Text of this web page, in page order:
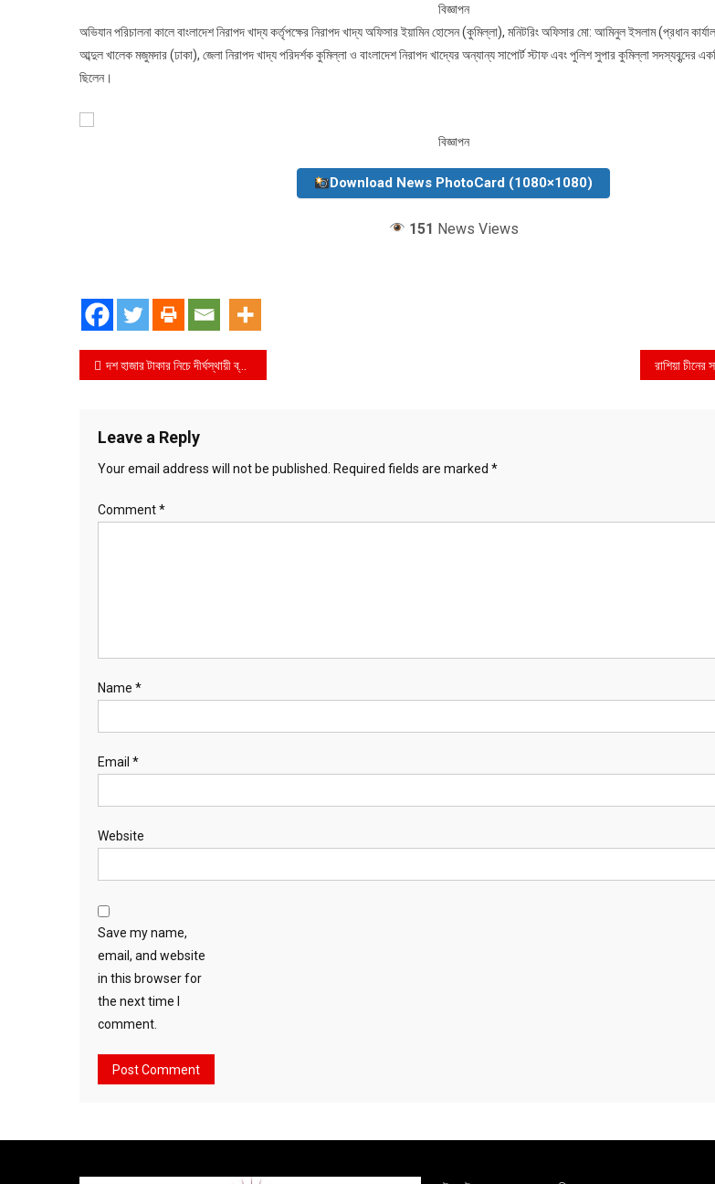
বিজ্ঞাপন
অভিযান পরিচালনা কালে বাংলাদেশ নিরাপদ খাদ্য কর্তৃপক্ষের নিরাপদ খাদ্য অফিসার ইয়ামিন হোসেন (কুমিল্লা), মনিটরিং অফিসার মো: আমিনুল ইসলাম (প্রধান
আব্দুল খালেক মজুমদার (ঢাকা), জেলা নিরাপদ খাদ্য পরিদর্শক কুমিল্লা ও বাংলাদেশ নিরাপদ খাদ্যের অন্যান্য সাপোর্ট স্টাফ এবং পুলিশ সুপার কুমিল্লা সদস্যবৃন্দের
ছিলেন।
বিজ্ঞাপন
Download News PhotoCard (1080×1080)
151 News Views
Post
দশ হাজার টাকার নিচে দীর্ঘস্থায়ী ব্যাটারির স্মার্টফোন ইনফিনিক্স
Leave a Reply
Your email address will not be published. Required fields are marked *
Comment*
Name *
Email *
Website
Save my name,
email, and website
in this browser for
the next time I
comment.